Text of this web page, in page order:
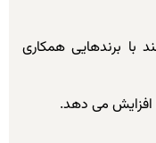
با برندهایی همکاری
افزایش می دهد.